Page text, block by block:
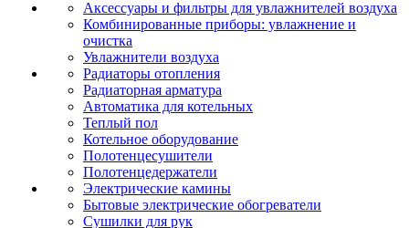
Аксессуары и фильтры для увлажнителей воздуха
Комбинированные приборы: увлажнение и
очистка
Увлажнители воздуха
Радиаторы отопления
Радиаторная арматура
Автоматика для котельных
Теплый пол
Котельное оборудование
Полотенцесушители
Полотенцедержатели
Электрические камины
Бытовые электрические обогреватели
Сушилки для рук